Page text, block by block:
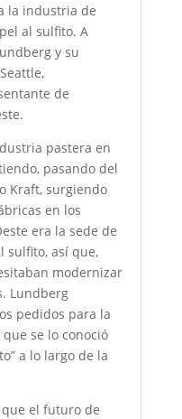
la industria de
al sulfito. A
y su
de
pastera en
pasando del
Kraft, surgiendo
en los
era la sede de
sulfito, así que,
modernizar
Lundberg
pedidos para la
que se lo conoció
a lo largo de la
que el futuro de